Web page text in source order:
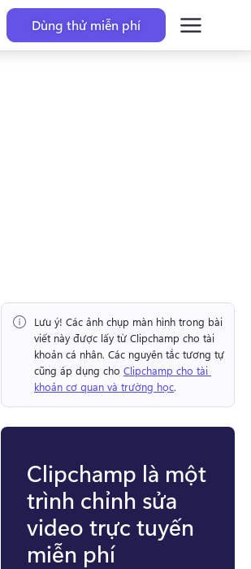
Dùng thử miễn phí
Lưu ý! Các ảnh chụp màn hình trong bài
viết này được lấy từ Clipchamp cho tài
khoản cá nhân. Các nguyên tắc tương tự
cũng áp dụng cho Clipchamp cho tài
khoản cơ quan và trường học.
Clipchamp là một
trình chỉnh sửa
video trực tuyến
miễn phí